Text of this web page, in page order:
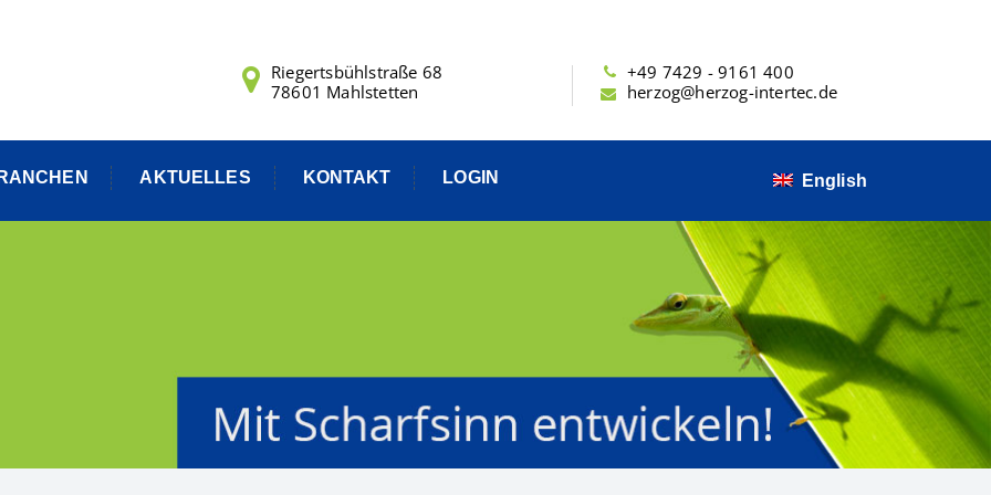
+49 7429 - 9161 400
herzog@herzog-intertec.de
Riegertsbühlstraße 68
78601 Mahlstetten
AKTUELLES KONTAKT LOGIN English